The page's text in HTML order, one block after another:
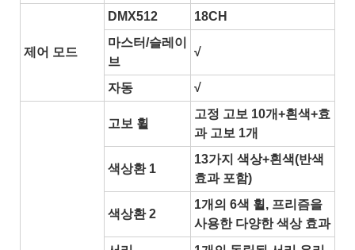
제어 모드
DMX512
18CH
마스터/슬레이
브
√
자동 √
고보 휠
고정 고보 10개+흰색+효
과 고보 1개
색상환 1
13가지 색상+흰색(반색
효과 포함)
색상환 2
1개의 6색 휠, 프리즘을
사용한 다양한 색상 효과